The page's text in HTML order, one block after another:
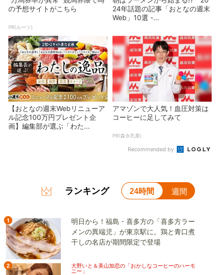
の予想サイトがこちら
PR(ルーツ)
24年話題の記事「おとなの週末
Web」10選 -...
【おとなの週末Webリニューア
ル記念100万円プレゼント企
画】編集部が選ぶ「わた...
アマゾンで大人気！血圧対策は
コーヒーに足してみて
PR(森永乳業)
Recommended by
ランキング 24時間 週間
1
明日から！福島・喜多方の「喜多方ラー
メンの異端児」が東京駅に。鶏と青口煮
干しの名店が期間限定で登場
2
大野いと＆美山加恋の「おかしなコーヒーのハーモ
ニー」